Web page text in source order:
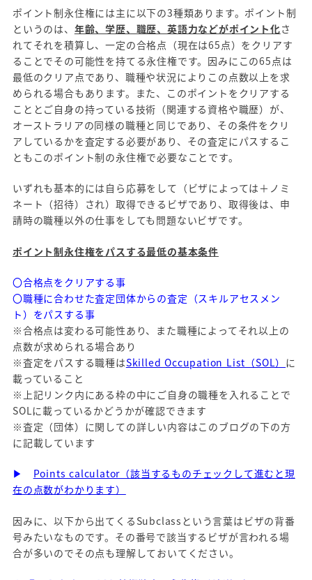
ポイント制永住権には主に以下の3種類あります。ポイント制
というのは、 年齢、学歴、職歴、英語力などがポイント化さ
れてそれを積算し、一定の合格点（現在は65点）をクリアす
ることでその可能性を持てる永住権です。因みにこの65点は
最低のクリア点であり、職種や状況によりこの点数以上を求
められる場合もあります。また、このポイントをクリアする
こととご自身の持っている技術（関連する資格や職歴）が、
オーストラリアの同様の職種と同じであり、その条件をクリ
アしているかを査定する必要があり、その査定にパスするこ
ともこのポイント制の永住権で必要なことです。
いずれも基本的には自ら応募をして（ビザによっては＋ノミ
ネート（招待）され）取得できるビザであり、取得後は、申
請時の職種以外の仕事をしても問題ないビザです。
ポイント制永住権をパスする最低の基本条件
〇合格点をクリアする事
〇職種に合わせた査定団体からの査定（スキルアセスメン
ト）をパスする事
※合格点は変わる可能性あり、また職種によってそれ以上の
点数が求められる場合あり
※査定をパスする職種はSkilled Occupation List（SOL） に
載っていること
※上記リンク内にある枠の中にご自身の職種を入れることで
SOLに載っているかどうかが確認できます
※査定（団体）に関しての詳しい内容はこのブログの下の方
に記載しています
▶
Points calculator（該当するものチェックして進むと現
在の点数がわかります）
因みに、以下から出てくるSubclassという言葉はビザの背番
号みたいなものです。その番号で該当するビザが言われる場
合が多いのでその点も理解しておいてください。